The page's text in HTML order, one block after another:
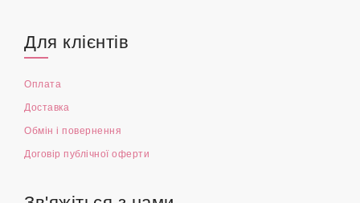
Для клієнтів
Оплата
Доставка
Обмін і повернення
Договір публічної оферти